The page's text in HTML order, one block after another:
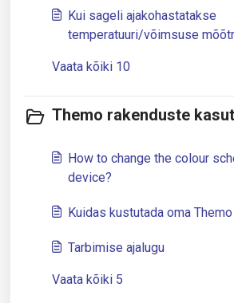
Kui sageli ajakohastatakse
temperatuuri/võimsuse
Vaata kõiki 10
Themo rakenduste
How to change the colour
device?
Kuidas kustutada oma
Tarbimise ajalugu
Vaata kõiki 5